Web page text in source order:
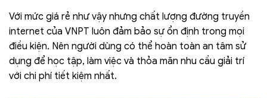
Với mức giá rẻ như vậy nhưng chất lượng đường truyền
internet của VNPT luôn đảm bảo sự ổn định trong mọi
điều kiện. Nên người dùng có thể hoàn toàn an tâm sử
dụng để học tập, làm việc và thỏa mãn nhu cầu giải trí
với chi phí tiết kiệm nhất.